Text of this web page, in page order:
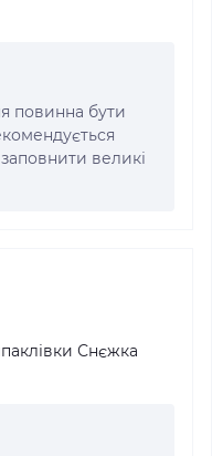
повинна бути
великі
Снєжка